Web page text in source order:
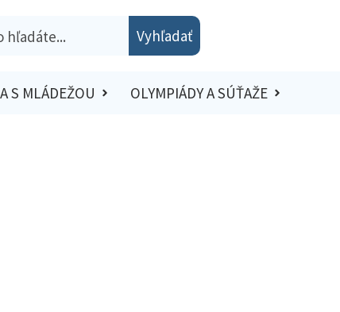
Vyhľadať
S MLÁDEŽOU OLYMPIÁDY A SÚŤAŽE